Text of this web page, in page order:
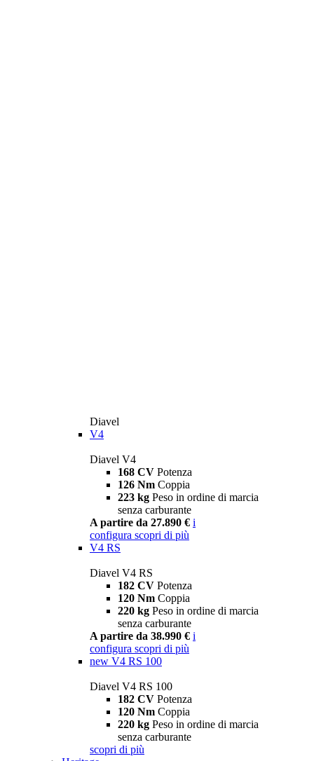
Diavel
V4
Diavel V4
168 CV Potenza
126 Nm Coppia
223 kg Peso in ordine di marcia
senza carburante
A partire da 27.890 € i
configura scopri di più
V4 RS
Diavel V4 RS
182 CV Potenza
120 Nm Coppia
220 kg Peso in ordine di marcia
senza carburante
A partire da 38.990 € i
configura scopri di più
new V4 RS 100
Diavel V4 RS 100
182 CV Potenza
120 Nm Coppia
220 kg Peso in ordine di marcia
senza carburante
scopri di più